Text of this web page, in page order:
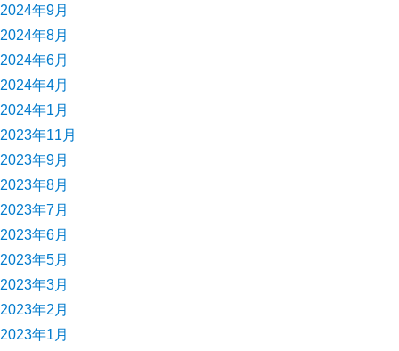
2024年9月
2024年8月
2024年6月
2024年4月
2024年1月
2023年11月
2023年9月
2023年8月
2023年7月
2023年6月
2023年5月
2023年3月
2023年2月
2023年1月